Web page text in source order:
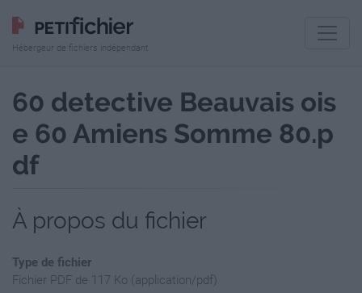
Hébergeur de fichiers indépendant
60 detective Beauvais ois
e 60 Amiens Somme 80.p
df
À propos du fichier
Type de fichier
Fichier PDF de 117 Ko (application/pdf)